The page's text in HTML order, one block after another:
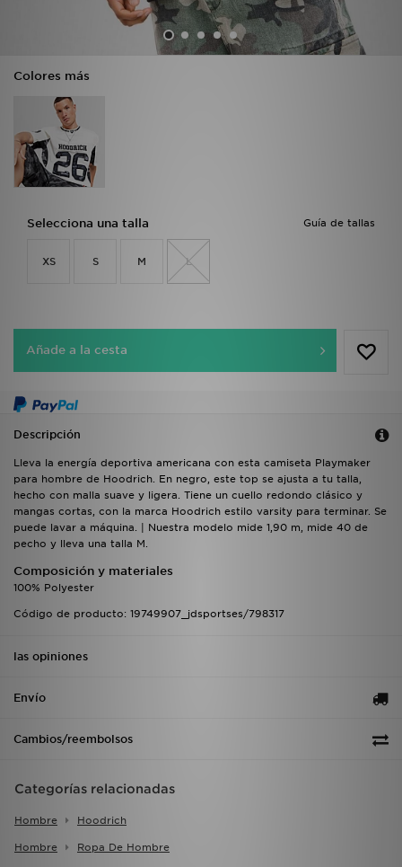
Colores más
Guía de tallas
Selecciona una talla
XS S M L
Añade a la cesta
Descripción
Lleva la energía deportiva americana con esta camiseta Playmaker
para hombre de Hoodrich. En negro, este top se ajusta a tu talla,
hecho con malla suave y ligera. Tiene un cuello redondo clásico y
mangas cortas, con la marca Hoodrich estilo varsity para terminar. Se
puede lavar a máquina. | Nuestra modelo mide 1,90 m, mide 40 de
pecho y lleva una talla M.
Composición y materiales
100% Polyester
Código de producto: 19749907_jdsportses/798317
las opiniones
Envío
Cambios/reembolsos
Categorías relacionadas
Hombre Hoodrich
Hombre Ropa De Hombre